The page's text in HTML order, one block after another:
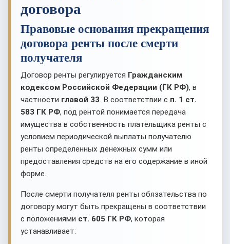
договора
Правовые основания прекращения
договора ренты после смерти
получателя
Договор ренты регулируется Гражданским
кодексом Российской Федерации (ГК РФ), в
частности главой 33. В соответствии с п. 1 ст.
583 ГК РФ, под рентой понимается передача
имущества в собственность плательщика ренты с
условием периодической выплаты получателю
ренты определенных денежных сумм или
предоставления средств на его содержание в иной
форме.
После смерти получателя ренты обязательства по
договору могут быть прекращены в соответствии
с положениями ст. 605 ГК РФ, которая
устанавливает: